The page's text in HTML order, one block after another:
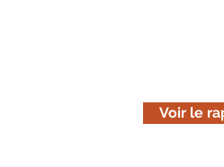
Voir le